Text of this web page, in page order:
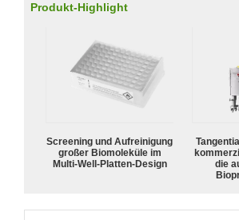
Produkt-Highlight
Screening und Aufreinigung
großer Biomoleküle im
Multi-Well-Platten-Design
die